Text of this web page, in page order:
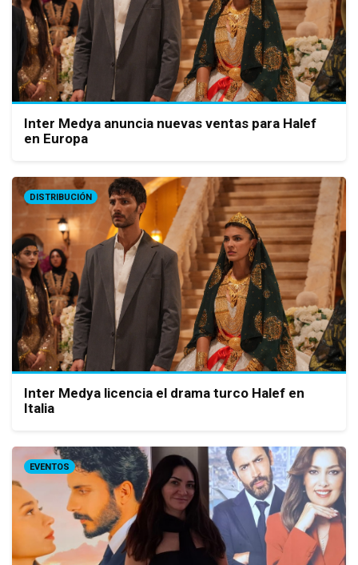
Inter Medya anuncia nuevas ventas para Halef
en Europa
DISTRIBUCIÓN
Inter Medya licencia el drama turco Halef en
Italia
EVENTOS